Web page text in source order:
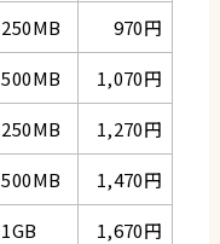
250MB
970円
500MB
1,070円
250MB
1,270円
500MB
1,470円
1GB
1,670円